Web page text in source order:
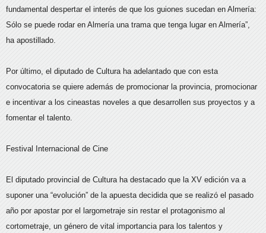
fundamental despertar el interés de que los guiones sucedan en Almería:
Sólo se puede rodar en Almería una trama que tenga lugar en Almería”,
ha apostillado.
Por último, el diputado de Cultura ha adelantado que con esta
convocatoria se quiere además de promocionar la provincia, promocionar
e incentivar a los cineastas noveles a que desarrollen sus proyectos y a
fomentar el talento.
Festival Internacional de Cine
El diputado provincial de Cultura ha destacado que la XV edición va a
suponer una “evolución” de la apuesta decidida que se realizó el pasado
año por apostar por el largometraje sin restar el protagonismo al
cortometraje, un género de vital importancia para los talentos y